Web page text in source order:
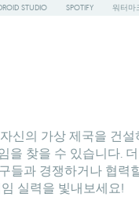
STUDIO SPOTIFY 워터마
신의 가상 제국을 건
찾을 수 있습니다.
과 경쟁하거나 협력
실력을 빛내보세요!